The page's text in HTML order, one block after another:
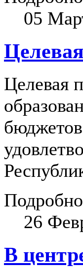
05
Целевая
26
В